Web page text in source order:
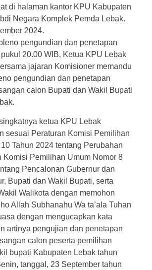
di halaman kantor KPU Kabupaten
Negara Komplek Pemda Lebak.
2024.
pengundian dan penetapan
20.00 WIB, Ketua KPU Lebak
jajaran Komisioner memandu
pengundian dan penetapan
calon Bupati dan Wakil Bupati
ketua KPU Lebak
sesuai Peraturan Komisi Pemilihan
Tahun 2024 tentang Perubahan
Komisi Pemilihan Umum Nomor 8
Pencalonan Gubernur dan
Bupati dan Wakil Bupati, serta
Walikota dengan memohon
Allah Subhanahu Wa ta’ala Tuhan
dengan mengucapkan kata
artinya pengujian dan penetapan
calon peserta pemilihan
bupati Kabupaten Lebak tahun
tanggal, 23 September tahun